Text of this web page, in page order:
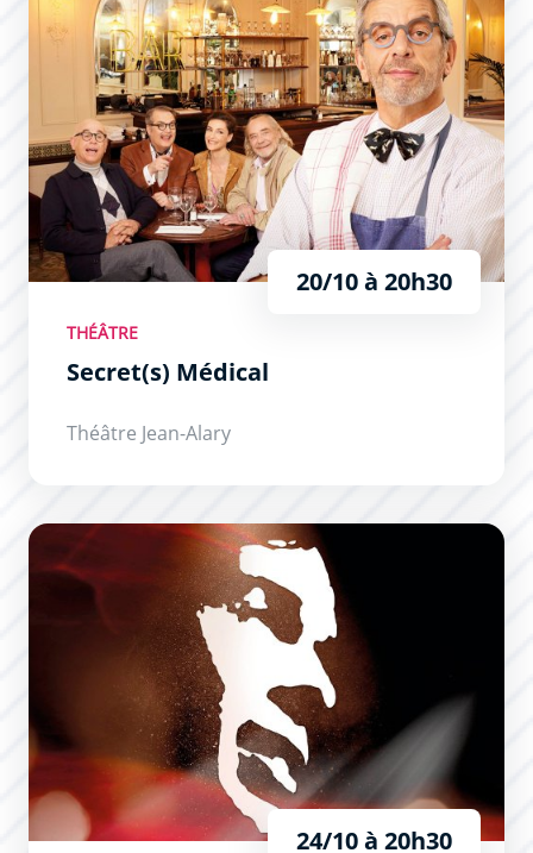
20/10 à 20h30
THÉÂTRE
Secret(s) Médical
Théâtre Jean-Alary
Brel ! Le Spectacle
24/10 à 20h30